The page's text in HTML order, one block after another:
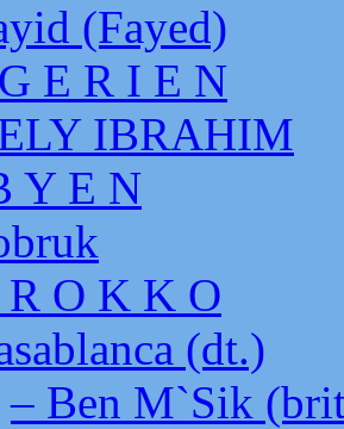
(Fayed)
E R I E N
IBRAHIM
Y E N
O K K O
(dt.)
– Ben M`Sik